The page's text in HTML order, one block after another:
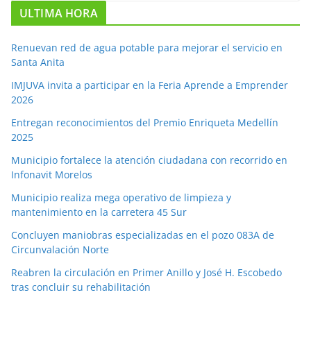
ULTIMA HORA
Renuevan red de agua potable para mejorar el servicio en
Santa Anita
IMJUVA invita a participar en la Feria Aprende a Emprender
2026
Entregan reconocimientos del Premio Enriqueta Medellín
2025
Municipio fortalece la atención ciudadana con recorrido en
Infonavit Morelos
Municipio realiza mega operativo de limpieza y
mantenimiento en la carretera 45 Sur
Concluyen maniobras especializadas en el pozo 083A de
Circunvalación Norte
Reabren la circulación en Primer Anillo y José H. Escobedo
tras concluir su rehabilitación